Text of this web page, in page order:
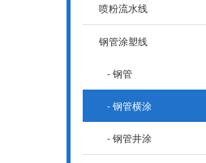
喷粉流水线
钢管涂塑线
- 钢管
- 钢管横涂
- 钢管井涂